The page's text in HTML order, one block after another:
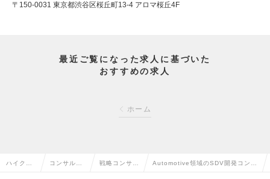
〒150-0031 東京都渋谷区桜丘町13-4 アロマ桜丘4F
最近ご覧になった求人に基づいた
おすすめの求人
ホーム
ハイクラ コンサルタ 戦略コンサル Automotive領域のSDV開発コンサ